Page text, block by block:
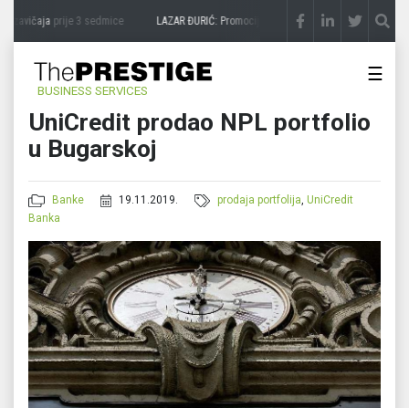
zavičajaprije 3 sedmice LAZAR ĐURIĆ: Promocija potencijal pretvara u destinaciju
BUSINESS SERVICES
☰
UniCredit prodao NPL portfolio
u Bugarskoj
Banke 19.11.2019. prodaja portfolija,UniCredit
Banka